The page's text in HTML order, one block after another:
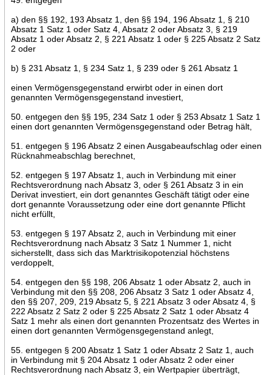
a) den §§ 192, 193 Absatz 1, den §§ 194, 196 Absatz 1, § 210
Absatz 1 Satz 1 oder Satz 4, Absatz 2 oder Absatz 3, § 219
Absatz 1 oder Absatz 2, § 221 Absatz 1 oder § 225 Absatz 2 Satz
2 oder
b) § 231 Absatz 1, § 234 Satz 1, § 239 oder § 261 Absatz 1
einen Vermögensgegenstand erwirbt oder in einen dort
genannten Vermögensgegenstand investiert,
50. entgegen den §§ 195, 234 Satz 1 oder § 253 Absatz 1 Satz 1
einen dort genannten Vermögensgegenstand oder Betrag hält,
51. entgegen § 196 Absatz 2 einen Ausgabeaufschlag oder einen
Rücknahmeabschlag berechnet,
52. entgegen § 197 Absatz 1, auch in Verbindung mit einer
Rechtsverordnung nach Absatz 3, oder § 261 Absatz 3 in ein
Derivat investiert, ein dort genanntes Geschäft tätigt oder eine
dort genannte Voraussetzung oder eine dort genannte Pflicht
nicht erfüllt,
53. entgegen § 197 Absatz 2, auch in Verbindung mit einer
Rechtsverordnung nach Absatz 3 Satz 1 Nummer 1, nicht
sicherstellt, dass sich das Marktrisikopotenzial höchstens
verdoppelt,
54. entgegen den §§ 198, 206 Absatz 1 oder Absatz 2, auch in
Verbindung mit den §§ 208, 206 Absatz 3 Satz 1 oder Absatz 4,
den §§ 207, 209, 219 Absatz 5, § 221 Absatz 3 oder Absatz 4, §
222 Absatz 2 Satz 2 oder § 225 Absatz 2 Satz 1 oder Absatz 4
Satz 1 mehr als einen dort genannten Prozentsatz des Wertes in
einen dort genannten Vermögensgegenstand anlegt,
55. entgegen § 200 Absatz 1 Satz 1 oder Absatz 2 Satz 1, auch
in Verbindung mit § 204 Absatz 1 oder Absatz 2 oder einer
Rechtsverordnung nach Absatz 3, ein Wertpapier überträgt,